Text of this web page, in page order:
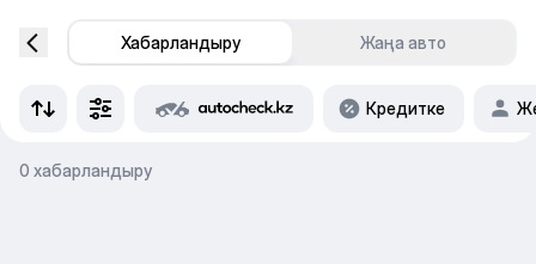
Хабарландыру Жаңа авто
Кредитке
0 хабарландыру